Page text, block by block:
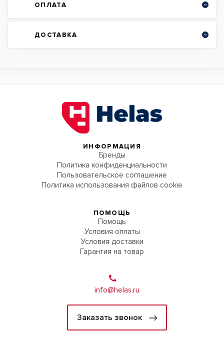
ОПЛАТА
ДОСТАВКА
ИНФОРМАЦИЯ
Бренды
Политика конфиденциальности
Пользовательское соглашение
Политика использования файлов cookie
ПОМОЩЬ
Помощь
Условия оплаты
Условия доставки
Гарантия на товар
info@helas.ru
Заказать звонок